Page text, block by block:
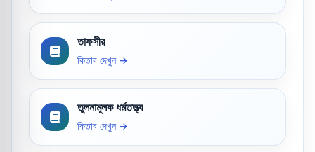
তাফসীর
কিতাব দেখুন →
তুলনামূলক ধর্মতত্ত্ব
কিতাব দেখুন →